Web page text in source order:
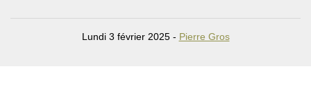
Lundi 3 février 2025 - Pierre Gros